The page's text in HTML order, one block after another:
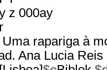
z 000ay
rapariga à
Ana Lucia Reis